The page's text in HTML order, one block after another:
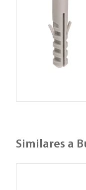
Similares a